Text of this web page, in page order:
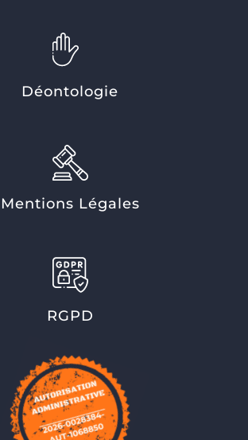
Déontologie
Mentions Légales
RGPD